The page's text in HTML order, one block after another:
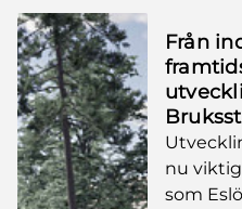
Från
nu
som